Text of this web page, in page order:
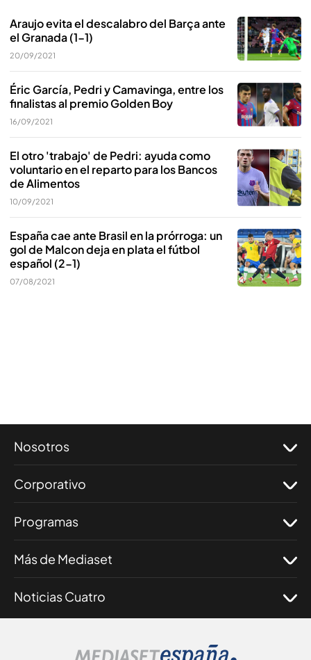
Araujo evita el descalabro del Barça ante
el Granada (1-1)
20/09/2021
Éric García, Pedri y Camavinga, entre los
finalistas al premio Golden Boy
16/09/2021
El otro 'trabajo' de Pedri: ayuda como
voluntario en el reparto para los Bancos
de Alimentos
10/09/2021
España cae ante Brasil en la prórroga: un
gol de Malcon deja en plata el fútbol
español (2-1)
07/08/2021
Nosotros
Corporativo
Programas
Más de Mediaset
Noticias Cuatro